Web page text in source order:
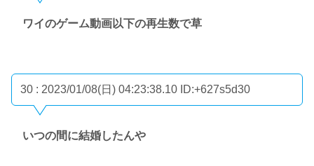
ワイのゲーム動画以下の再生数で草
30 : 2023/01/08(日) 04:23:38.10 ID:+627s5d30
いつの間に結婚したんや